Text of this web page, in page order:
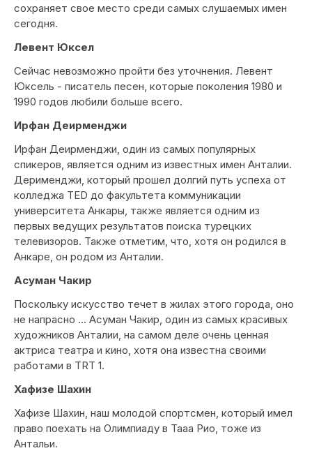
сохраняет свое место среди самых слушаемых имен
сегодня.
Левент Юксел
Сейчас невозможно пройти без уточнения. Левент
Юксель - писатель песен, которые поколения 1980 и
1990 годов любили больше всего.
Ирфан Деирменджи
Ирфан Деирменджи, один из самых популярных
спикеров, является одним из известных имен Анталии.
Дерименджи, который прошел долгий путь успеха от
колледжа TED до факультета коммуникации
университета Анкары, также является одним из
первых ведущих результатов поиска турецких
телевизоров. Также отметим, что, хотя он родился в
Анкаре, он родом из Анталии.
Асуман Чакир
Поскольку искусство течет в жилах этого города, оно
не напрасно ... Асуман Чакир, один из самых красивых
художников Анталии, на самом деле очень ценная
актриса театра и кино, хотя она известна своими
работами в TRT 1.
Хафизе Шахин
Хафизе Шахин, наш молодой спортсмен, который имел
право поехать на Олимпиаду в Тааа Рио, тоже из
Антальи.